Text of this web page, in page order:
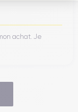
achat. Je